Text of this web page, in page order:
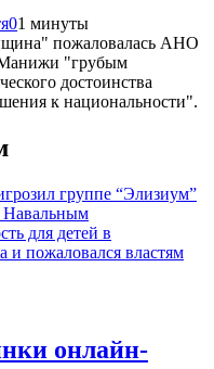
01 минуты
пожаловалась АНО
Манижи "грубым
достоинства
к национальности".
группе “Элизиум”
Навальным
для детей в
и пожаловался властям
онлайн-